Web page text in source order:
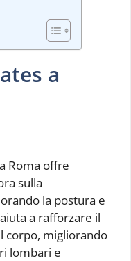
a
Roma offre
sulla
la postura e
a rafforzare il
corpo, migliorando
lombari e